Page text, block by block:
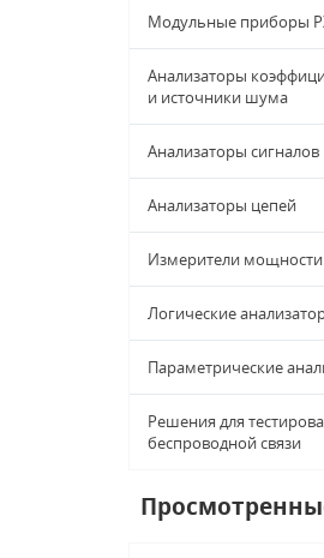
Модульные приборы
Анализаторы
и источники шума
Анализаторы сигналов
Анализаторы цепей
Измерители мощности
Логические
Параметрические
Решения для
беспроводной связи